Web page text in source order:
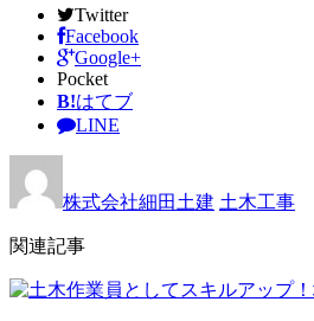
Twitter
Facebook
Google+
Pocket
B!はてブ
LINE
株式会社細田土建 土木工事
関連記事